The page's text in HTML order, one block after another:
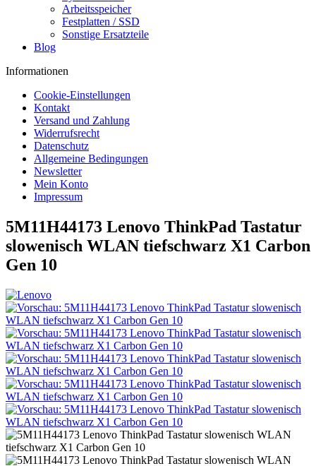
Arbeitsspeicher
Festplatten / SSD
Sonstige Ersatzteile
Blog
Informationen
Cookie-Einstellungen
Kontakt
Versand und Zahlung
Widerrufsrecht
Datenschutz
Allgemeine Bedingungen
Newsletter
Mein Konto
Impressum
5M11H44173 Lenovo ThinkPad Tastatur
slowenisch WLAN tiefschwarz X1 Carbon
Gen 10